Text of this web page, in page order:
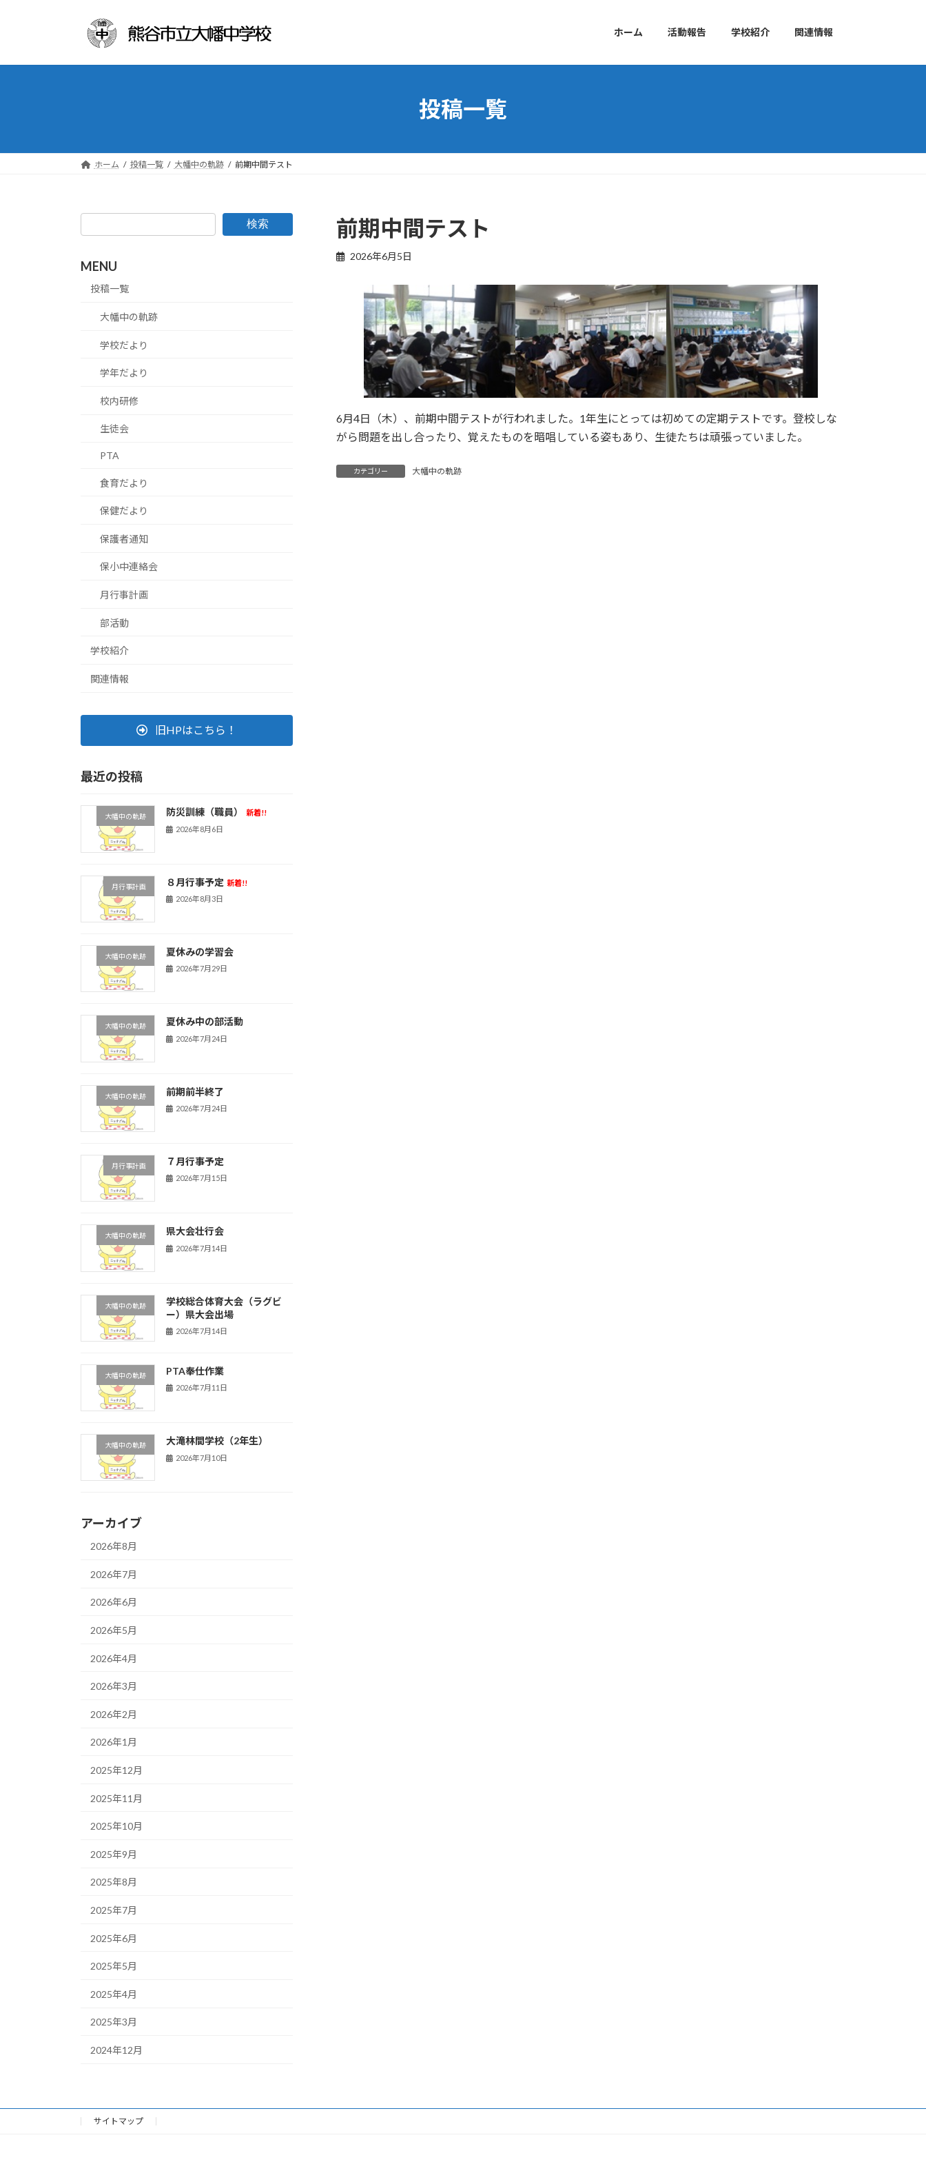
プ
動
ホーム 活動報告 学校紹介 関連情報
投稿一覧
ホーム 投稿一覧 大幡中の軌跡 前期中間テスト
前期中間テスト
2026年6月5日
6月4日（木）、前期中間テストが行われました。1年生にとっては初めての定期テストです。登校しな
がら問題を出し合ったり、覚えたものを暗唱している姿もあり、生徒たちは頑張っていました。
カテゴリー 大幡中の軌跡
検索
MENU
投稿一覧
大幡中の軌跡
学校だより
学年だより
校内研修
生徒会
PTA
食育だより
保健だより
保護者通知
保小中連絡会
月行事計画
部活動
学校紹介
関連情報
旧HPはこちら！
最近の投稿
大幡中の軌跡 防災訓練（職員）
新着!!
2026年8月6日
月行事計画 ８月行事予定 新着!!
2026年8月3日
大幡中の軌跡 夏休みの学習会
2026年7月29日
大幡中の軌跡 夏休み中の部活動
2026年7月24日
大幡中の軌跡 前期前半終了
2026年7月24日
月行事計画 ７月行事予定
2026年7月15日
大幡中の軌跡 県大会壮行会
2026年7月14日
大幡中の軌跡
学校総合体育大会（ラグビ
ー）県大会出場
2026年7月14日
大幡中の軌跡 PTA奉仕作業
2026年7月11日
大幡中の軌跡 大滝林間学校（2年生）
2026年7月10日
アーカイブ
2026年8月
2026年7月
2026年6月
2026年5月
2026年4月
2026年3月
2026年2月
2026年1月
2025年12月
2025年11月
2025年10月
2025年9月
2025年8月
2025年7月
2025年6月
2025年5月
2025年4月
2025年3月
2024年12月
サイトマップ